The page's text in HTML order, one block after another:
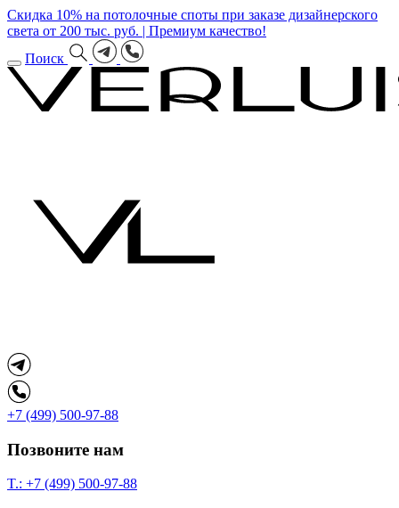
Скидка 10% на потолочные споты при заказе дизайнерского
света от 200 тыс. руб. | Премиум качество!
Поиск
+7 (499) 500-97-88
Позвоните нам
T.: +7 (499) 500-97-88